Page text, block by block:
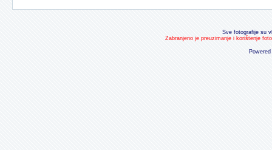
Sve fotografije su
Zabranjeno je preuzimanje i korištenje